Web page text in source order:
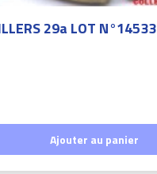
29a LOT N°14533
Ajouter au panier